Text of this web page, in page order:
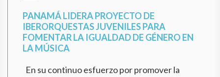
PANAMÁ LIDERA PROYECTO DE
IBERORQUESTAS JUVENILES PARA
FOMENTAR LA IGUALDAD DE GÉNERO EN
LA MÚSICA
En su continuo esfuerzo por promover la